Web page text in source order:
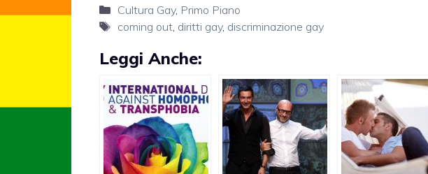
Categorie
Cultura Gay, Primo Piano
Tag
coming out, diritti gay, discriminazione gay
Leggi Anche: